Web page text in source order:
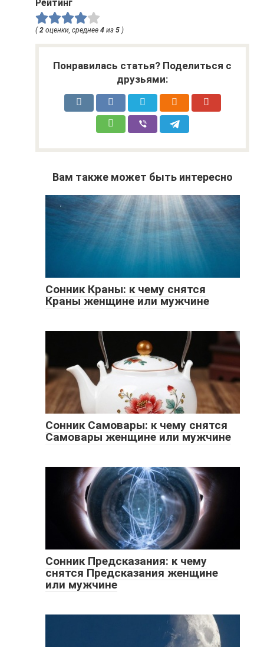
Рейтинг
( 2 оценки, среднее 4 из 5 )
Понравилась статья? Поделиться с
друзьями:
Вам также может быть интересно
Сонник Краны: к чему снятся
Краны женщине или мужчине
Сонник Самовары: к чему снятся
Самовары женщине или мужчине
Сонник Предсказания: к чему
снятся Предсказания женщине
или мужчине